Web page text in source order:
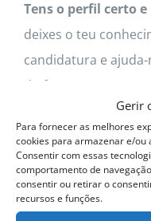
Gerir
Para fornecer as melhores
cookies para armazenar e/ou
Consentir com essas
comportamento de
consentir ou retirar o
recursos e funções.
Tens o perfil certo
deixes o teu
candidatura e
do futuro.
Inscreve-te
O seu nome